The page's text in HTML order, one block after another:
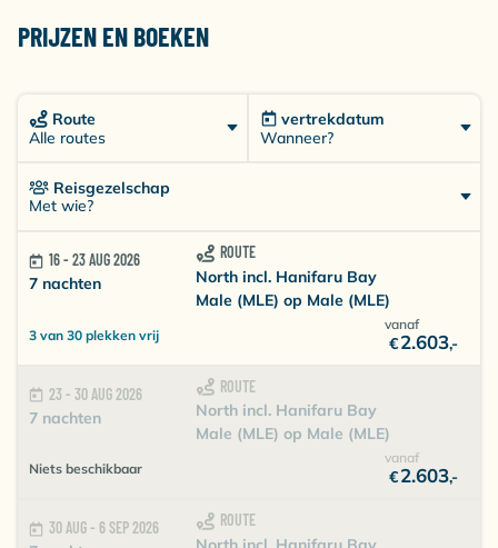
PRIJZEN EN BOEKEN
Route
Alle routes
vertrekdatum
Wanneer?
Reisgezelschap
Met wie?
16 - 23 AUG 2026
7 nachten
ROUTE
North incl. Hanifaru Bay
Male (MLE) op Male (MLE)
vanaf
€2.603,-
3 van 30 plekken vrij
23 - 30 AUG 2026
7 nachten
ROUTE
North incl. Hanifaru Bay
Male (MLE) op Male (MLE)
vanaf
€2.603,-
Niets beschikbaar
30 AUG - 6 SEP 2026 ROUTE